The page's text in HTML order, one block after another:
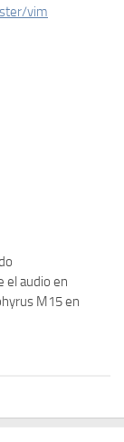
vim
el audio en
M15 en